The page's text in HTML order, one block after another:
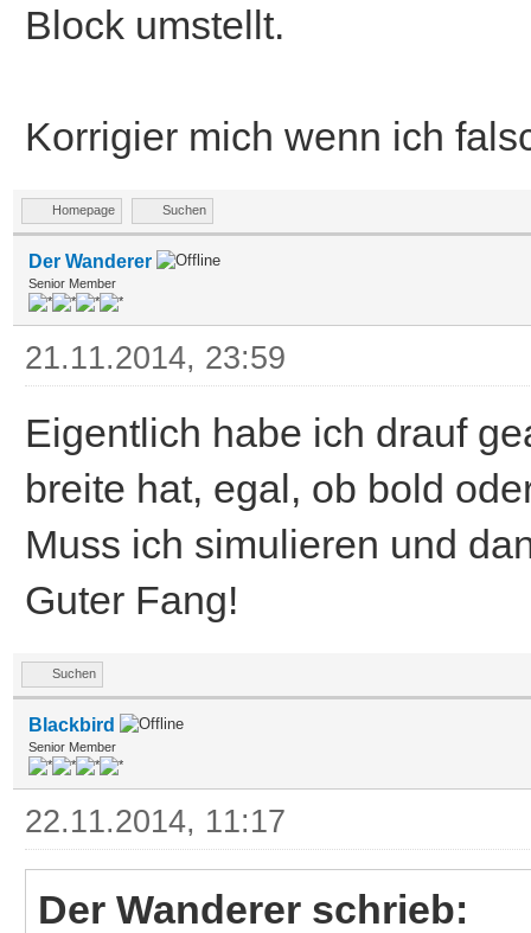
Block umstellt.
Korrigier mich wenn ich
Homepage Suchen
Der Wanderer
Senior Member
21.11.2014, 23:59
Eigentlich habe ich drauf
breite hat, egal, ob bold
Muss ich simulieren und
Guter Fang!
Suchen
Blackbird
Senior Member
22.11.2014, 11:17
Der Wanderer schrieb: